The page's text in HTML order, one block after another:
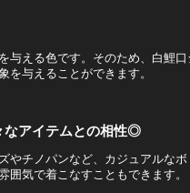
与える色です。そのため、白鯉
を与えることができます。
なアイテムとの相性◎
やチノパンなど、カジュアルな
囲気で着こなすこともできます。